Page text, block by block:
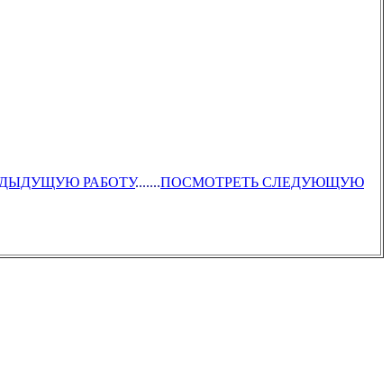
РАБОТУ.......ПОСМОТРЕТЬ СЛЕДУЮЩУЮ